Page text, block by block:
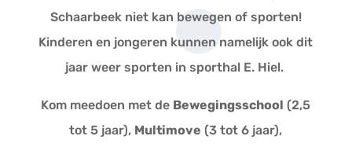
Schaarbeek niet kan bewegen of sporten!
Kinderen en jongeren kunnen namelijk ook dit
jaar weer sporten in sporthal E. Hiel.
Kom meedoen met de Bewegingsschool (2,5
tot 5 jaar), Multimove (3 tot 6 jaar),